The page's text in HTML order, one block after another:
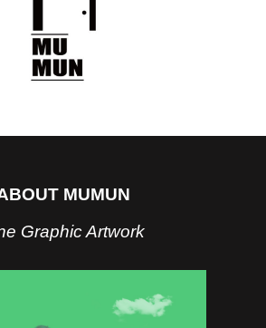
MUMUN
Graphic Artwork